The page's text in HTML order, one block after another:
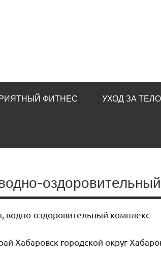
ФИТНЕС УХОД ЗА
водно-оздоровительный комплекс
Хабаровск городской округ